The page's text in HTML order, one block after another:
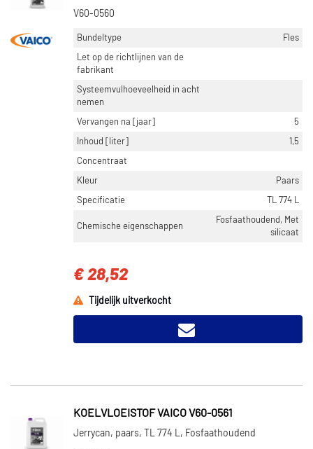
V60-0560
Bundeltype
Fles
Let op de richtlijnen van de
fabrikant
Systeemvulhoeveelheid in acht
nemen
Vervangen na [jaar]
5
Inhoud [liter]
1,5
Concentraat
Kleur
Paars
Specificatie
TL 774 L
Chemische eigenschappen
Fosfaathoudend, Met
silicaat
€ 28,52
Tijdelijk uitverkocht
KOELVLOEISTOF VAICO V60-0561
Jerrycan, paars, TL 774 L, Fosfaathoudend